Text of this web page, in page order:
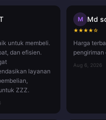
untuk membeli.
dan efisien.
layanan
ZZZ.
M Md
★★★★☆
Harga
pengiriman
Aug 6, 2026